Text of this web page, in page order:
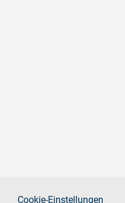
Cookie-Einstellungen